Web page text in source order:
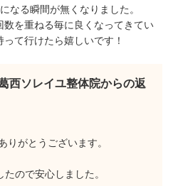
なる瞬間が無くなりました。
を重ねる毎に良くなってきてい
て行けたら嬉しいです！
西ソレイユ整体院からの返
りがとうございます。
ので安心しました。